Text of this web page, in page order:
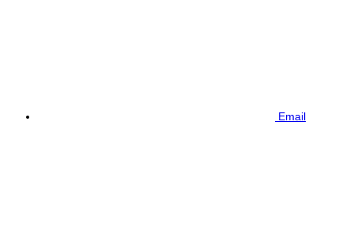
Email